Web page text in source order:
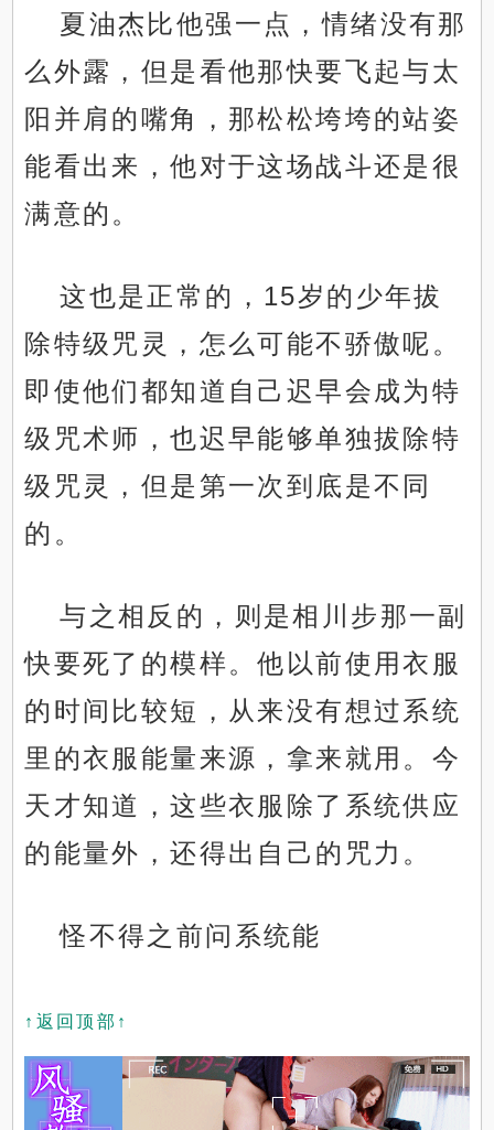
夏油杰比他强一点，情绪没有那
么外露，但是看他那快要飞起与太
阳并肩的嘴角，那松松垮垮的站姿
能看出来，他对于这场战斗还是很
满意的。
这也是正常的，15岁的少年拔
除特级咒灵，怎么可能不骄傲呢。
即使他们都知道自己迟早会成为特
级咒术师，也迟早能够单独拔除特
级咒灵，但是第一次到底是不同
的。
与之相反的，则是相川步那一副
快要死了的模样。他以前使用衣服
的时间比较短，从来没有想过系统
里的衣服能量来源，拿来就用。今
天才知道，这些衣服除了系统供应
的能量外，还得出自己的咒力。
怪不得之前问系统能
↑返回顶部↑